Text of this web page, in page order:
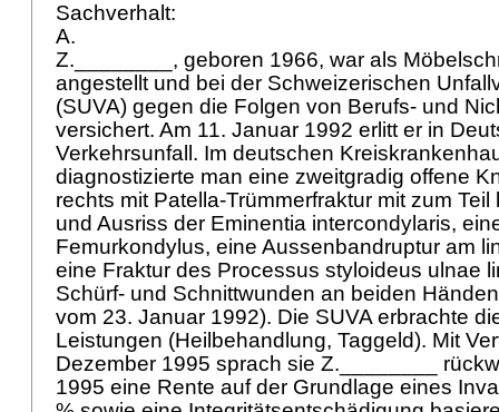
Sachverhalt:
A.
Z.________, geboren 1966, war als
angestellt und bei der Schweizerischen
(SUVA) gegen die Folgen von Berufs- und
versichert. Am 11. Januar 1992 erlitt er in
Verkehrsunfall. Im deutschen
diagnostizierte man eine zweitgradig offene
rechts mit Patella-Trümmerfraktur mit zum
und Ausriss der Eminentia intercondylaris,
Femurkondylus, eine Aussenbandruptur am
eine Fraktur des Processus styloideus ulnae
Schürf- und Schnittwunden an beiden
vom 23. Januar 1992). Die SUVA erbrachte
Leistungen (Heilbehandlung, Taggeld). Mit
Dezember 1995 sprach sie Z.________
1995 eine Rente auf der Grundlage eines